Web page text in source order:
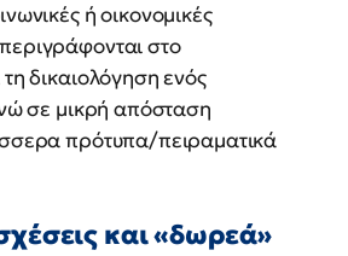
ή οικονομικές
στο
δικαιολόγηση ενός
σε μικρή απόσταση
πρότυπα/πειραματικά
και «δωρεά»